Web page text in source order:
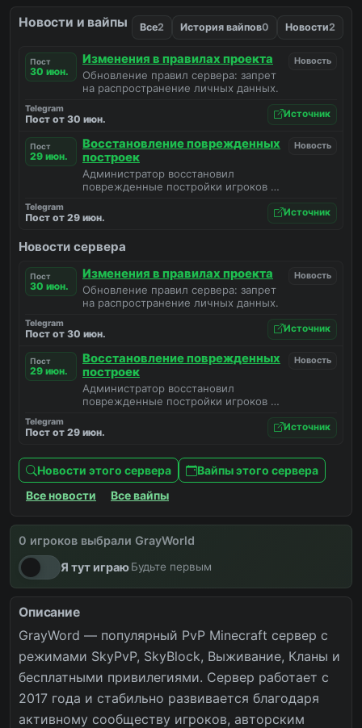
Новости и вайпы Все2 История вайпов0 Новости2
Пост
30 июн.
Новость
Изменения в правилах проекта
Обновление правил сервера: запрет
на распространение личных данных.
Telegram
Пост от 30 июн. Источник
Пост
29 июн.
Новость
Восстановление поврежденных
построек
Администратор восстановил
поврежденные постройки игроков и
сообщения.
Telegram
Пост от 29 июн. Источник
Новости сервера
Пост
30 июн.
Новость
Изменения в правилах проекта
Обновление правил сервера: запрет
на распространение личных данных.
Telegram
Пост от 30 июн. Источник
Пост
29 июн.
Новость
Восстановление поврежденных
построек
Администратор восстановил
поврежденные постройки игроков и
сообщения.
Telegram
Пост от 29 июн. Источник
Новости этого сервера
Вайпы этого сервера
Все новости
Все вайпы
0 игроков выбрали GrayWorld
Я тут играюБудьте первым
вайпы новости снова онлайн
Описание
GrayWord — популярный PvP Minecraft сервер с
режимами SkyPvP, SkyBlock, Выживание, Кланы и
бесплатными привилегиями. Сервер работает с
2017 года и стабильно развивается благодаря
активному сообществу игроков, авторским